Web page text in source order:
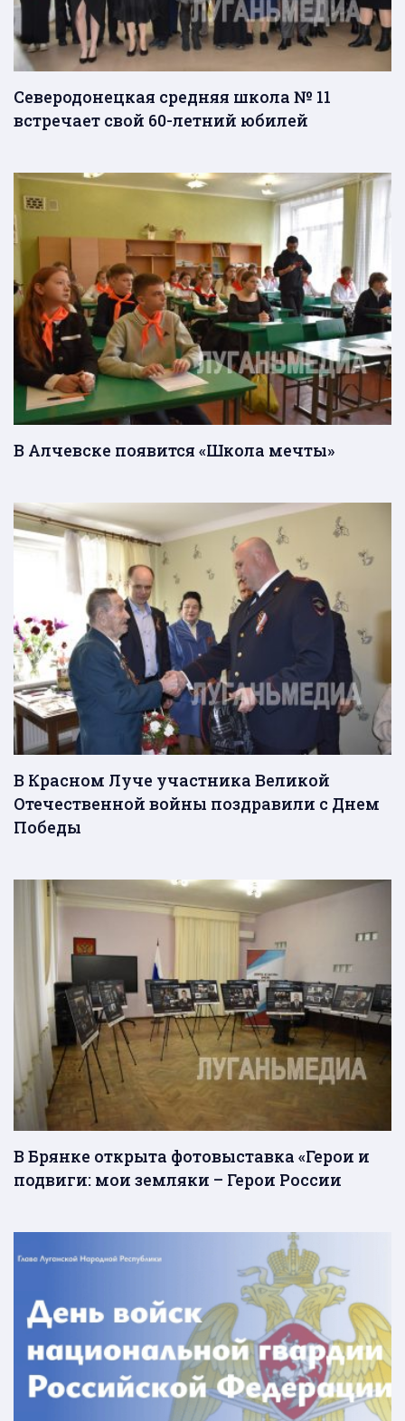
Северодонецкая средняя школа № 11
встречает свой 60-летний юбилей
В Алчевске появится «Школа мечты»
В Красном Луче участника Великой
Отечественной войны поздравили с Днем
Победы
В Брянке открыта фотовыставка «Герои и
подвиги: мои земляки – Герои России